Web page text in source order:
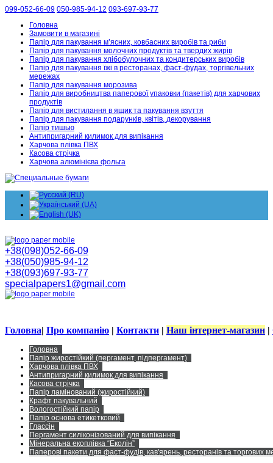
099-052-66-09 050-985-94-12 093-697-93-77
Головна
Замовити в магазині
Папір для пакування м’ясних, ковбасних виробів та риби
Папір для пакування молочних продуктів та твердих жирів
Папір для пакування хлібобулочних та кондитерських виробів
Папір для пакування їжі в ресторанах, фаст-фудах, торгівельних
мережах
Папір для пакування морозива
Папір для виробництва паперової упаковки (пакетів) для харчових
продуктів
Папір для вистилання в ящик та пакування взуття
Папір для пакування подарунків, квітів, декорування
Папір тишью
Антипригарний килимок для випікання
Харчова плівка ПВХ
Касова стрічка
Харчова алюмінієва фольга
+38(098)052-66-09
+38(050)985-94-12
+38(093)697-93-77
specialpapers1@gmail.com
Головна| Про компанію | Контакти | Наш інтернет-магазин |
Головна
Папір жиростійкий (пергамент, підпергамент)
Харчова плівка ПВХ
Антипригарний килимок для випікання
Касова стрічка
Папір ламінований (жиростійкий)
Крафт пакувальний
Вологостійкий папір
Папір основа етикетковий
Глассін
Пергамент силіконізований для випікання
Мінеральна екоплівка “Еколін”
Паперові пакети для фаст-фудів, кав'ярень, ресторанів та торгових